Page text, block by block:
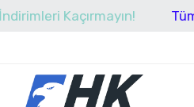
Kaçırmayın! Tüm